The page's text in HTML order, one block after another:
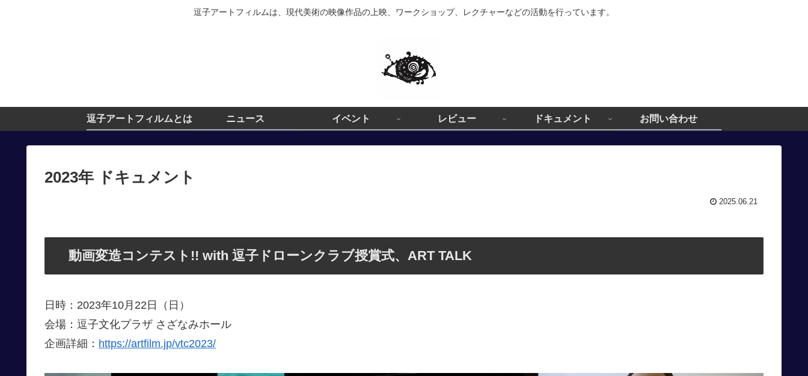
逗子アートフィルムは、現代美術の映像作品の上映、ワークショップ、レクチャーなどの活動を行っています。
逗子アートフィルムとは ニュース イベント レビュー ドキュメント お問い合わせ
2023年 ドキュメント
2025.06.21
動画変造コンテスト!! with 逗子ドローンクラブ授賞式、ART TALK
日時：2023年10月22日（日）
会場：逗子文化プラザ さざなみホール
企画詳細： https://artfilm.jp/vtc2023/